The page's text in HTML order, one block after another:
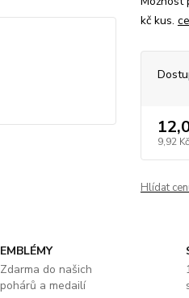
kč kus.
9,92 Kč
Hlídat
EMBLÉMY
Zdarma do našich
pohárů a medailí